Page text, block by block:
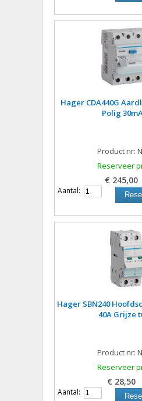
Hager CDA440G
Polig
Product nr:
Reserveer
€ 245,00
Aantal:
Hager SBN240
40A Grijze
Product nr:
Reserveer
€ 28,50
Aantal: